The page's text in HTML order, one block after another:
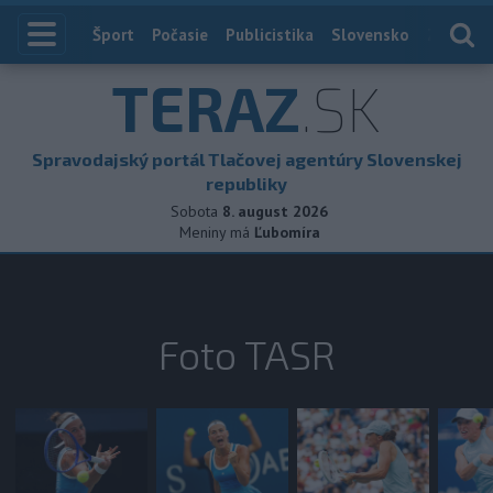
Index
Šport Počasie Publicistika Slovensko
TERAZ.SK
Spravodajský portál Tlačovej agentúry Slovenskej
republiky
Sobota 8. august 2026
Meniny má Ľubomíra
Foto TASR